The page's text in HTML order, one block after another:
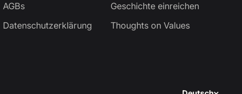
AGBs
Datenschutzerklärung
Geschichte einreichen
Thoughts on Values